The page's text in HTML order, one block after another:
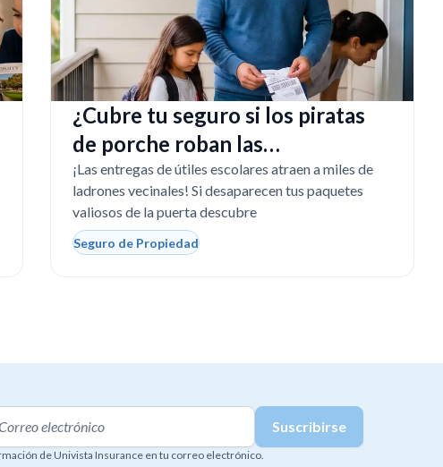
¿Cubre tu seguro si los piratas
de porche roban las
computadoras escolares?
¡Las entregas de útiles escolares atraen a miles de
ladrones vecinales! Si desaparecen tus paquetes
valiosos de la puerta descubre
Seguro de Propiedad
de Univista Insurance en tu correo electrónico.